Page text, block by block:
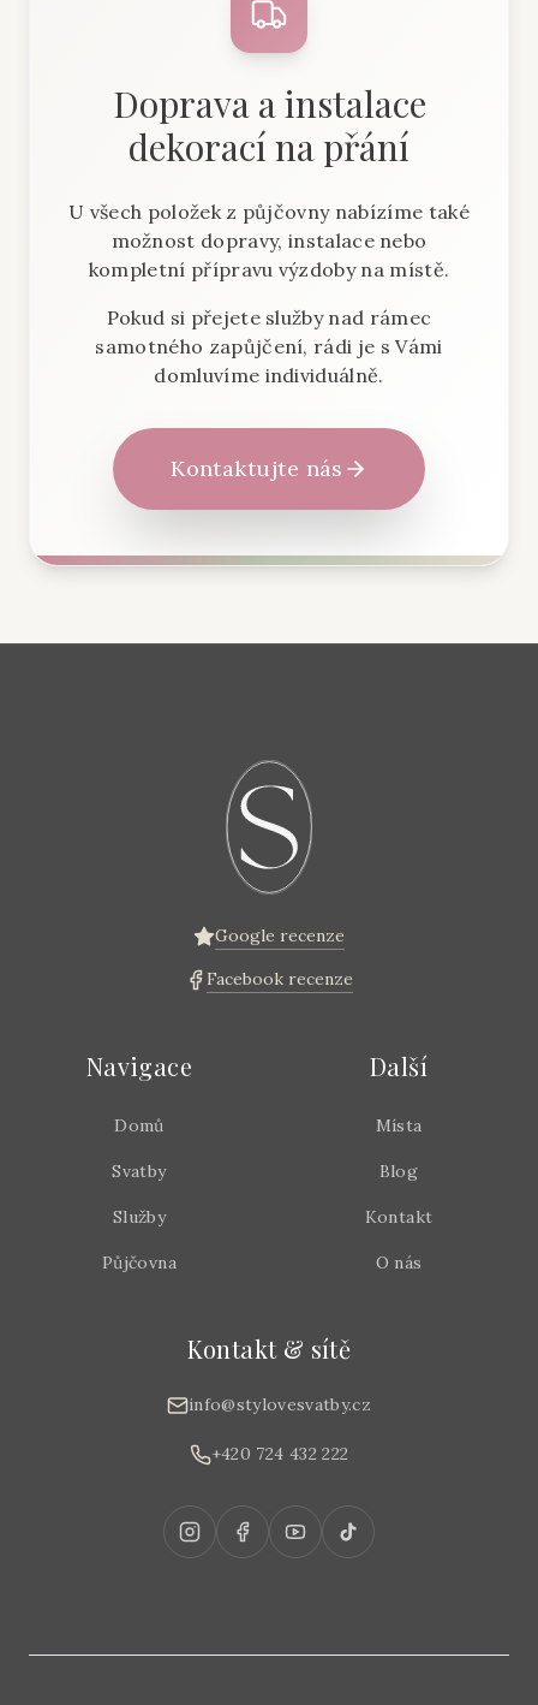
Doprava a instalace
dekorací na přání
U všech položek z půjčovny nabízíme také
možnost dopravy, instalace nebo
kompletní přípravu výzdoby na místě.
Pokud si přejete služby nad rámec
samotného zapůjčení, rádi je s Vámi
domluvíme individuálně.
Kontaktujte nás
Google recenze
Facebook recenze
Navigace
Domů
Svatby
Služby
Půjčovna
Další
Místa
Blog
Kontakt
O nás
Kontakt & sítě
info@stylovesvatby.cz
+420 724 432 222